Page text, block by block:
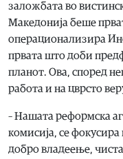
заложбата во
Македонија беше
операционализира
првата што доби
планот. Ова, според
работа и на цврсто
– Нашата реформска
комисија, се
добро владеење, чиста